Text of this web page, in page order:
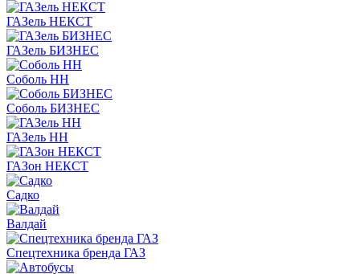
ГАЗель НЕКСТ
ГАЗель БИЗНЕС
Соболь НН
Соболь БИЗНЕС
ГАЗель НН
ГАЗон НЕКСТ
Садко
Валдай
Спецтехника бренда ГАЗ